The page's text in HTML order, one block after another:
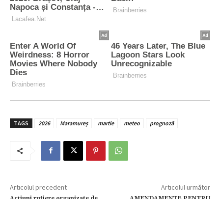
TAGS 2026 Maramureș martie meteo prognoză
Articolul precedent Articolul următor